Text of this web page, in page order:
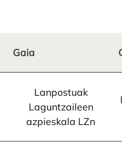
Gaia
Lanpostuak
Laguntzaileen
azpieskala LZn